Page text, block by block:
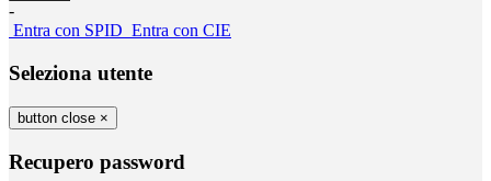
-
Entra con SPID Entra con CIE
Seleziona utente
button close ×
Recupero password